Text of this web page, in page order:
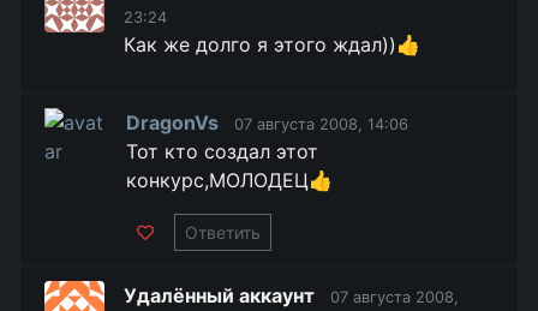
23:24
Как же долго я этого ждал))👍
DragonVs 07 августа 2008, 14:06
Тот кто создал этот
конкурс,МОЛОДЕЦ👍
Ответить
Удалённый аккаунт
07 августа 2008,